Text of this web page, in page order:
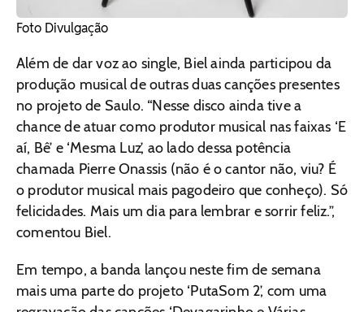
Foto Divulgação
Além de dar voz ao single, Biel ainda participou da
produção musical de outras duas canções presentes
no projeto de Saulo. “Nesse disco ainda tive a
chance de atuar como produtor musical nas faixas ‘E
aí, Bê’ e ‘Mesma Luz’, ao lado dessa potência
chamada Pierre Onassis (não é o cantor não, viu? É
o produtor musical mais pagodeiro que conheço). Só
felicidades. Mais um dia para lembrar e sorrir feliz.”,
comentou Biel.
Em tempo, a banda lançou neste fim de semana
mais uma parte do projeto ‘PutaSom 2’, com uma